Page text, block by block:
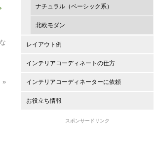
»
ナチュラル（ベーシック系）
北欧モダン
レイアウト例
インテリアコーディネートの仕方
インテリアコーディネーターに依頼
お役立ち情報
スポンサードリンク